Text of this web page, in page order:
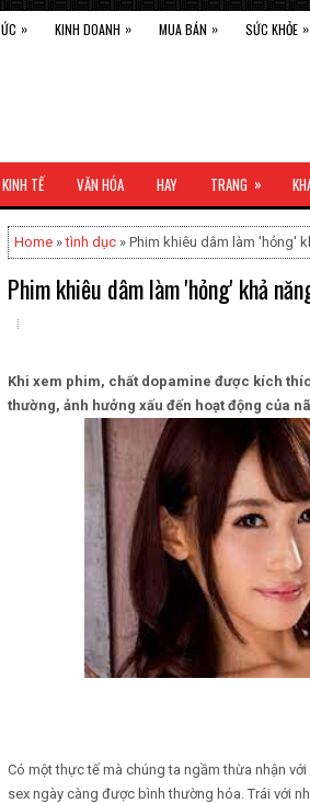
» KINH DOANH » MUA BÁN » SỨC KHỎE »
KINH TẾ VĂN HÓA HAY TRANG »
Home »tình dục » Phim khiêu dâm làm 'hỏng'
Phim khiêu dâm làm 'hỏng' khả
Khi xem phim, chất dopamine được kích
thường, ảnh hưởng xấu đến hoạt động của
Có một thực tế mà chúng ta ngầm thừa nhận
sex ngày càng được bình thường hóa. Trái với